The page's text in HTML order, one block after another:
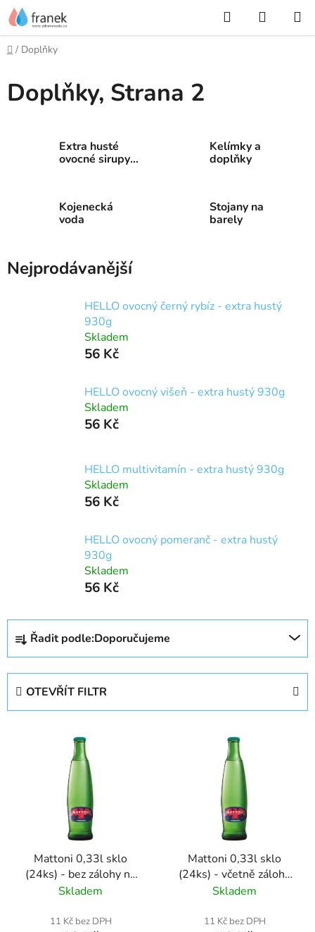
Přejít
na
obsah
Hledat
KOŠÍK
Domů
/ Doplňky
Doplňky, Strana 2
Extra husté
ovocné sirupy
Kelímky a
doplňky
Kojenecká
voda
Stojany na
barely
Nejprodávanější
HELLO ovocný černý rybíz - extra hustý
930g
Skladem
56 Kč
HELLO ovocný višeň - extra hustý 930g
Skladem
56 Kč
HELLO multivitamín - extra hustý 930g
Skladem
56 Kč
HELLO ovocný pomeranč - extra hustý
930g
Skladem
56 Kč
Ř
z
Řadit podle:Doporučujeme
OTEVŘÍT FILTR
Mattoni 0,33l sklo
(24ks) - bez zálohy na
přepravku a láhve
Skladem
11 Kč bez DPH
Mattoni 0,33l sklo
(24ks) - včetně zálohy
na přepravku a láhve
Skladem
11 Kč bez DPH